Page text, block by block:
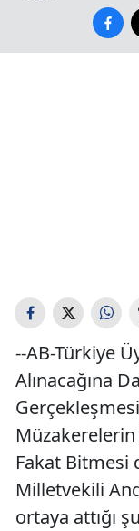
--AB-Türkiye
Alınacağına
Fakat Bitmesi
Milletvekili
ortaya attığı